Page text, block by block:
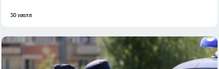
30 июля